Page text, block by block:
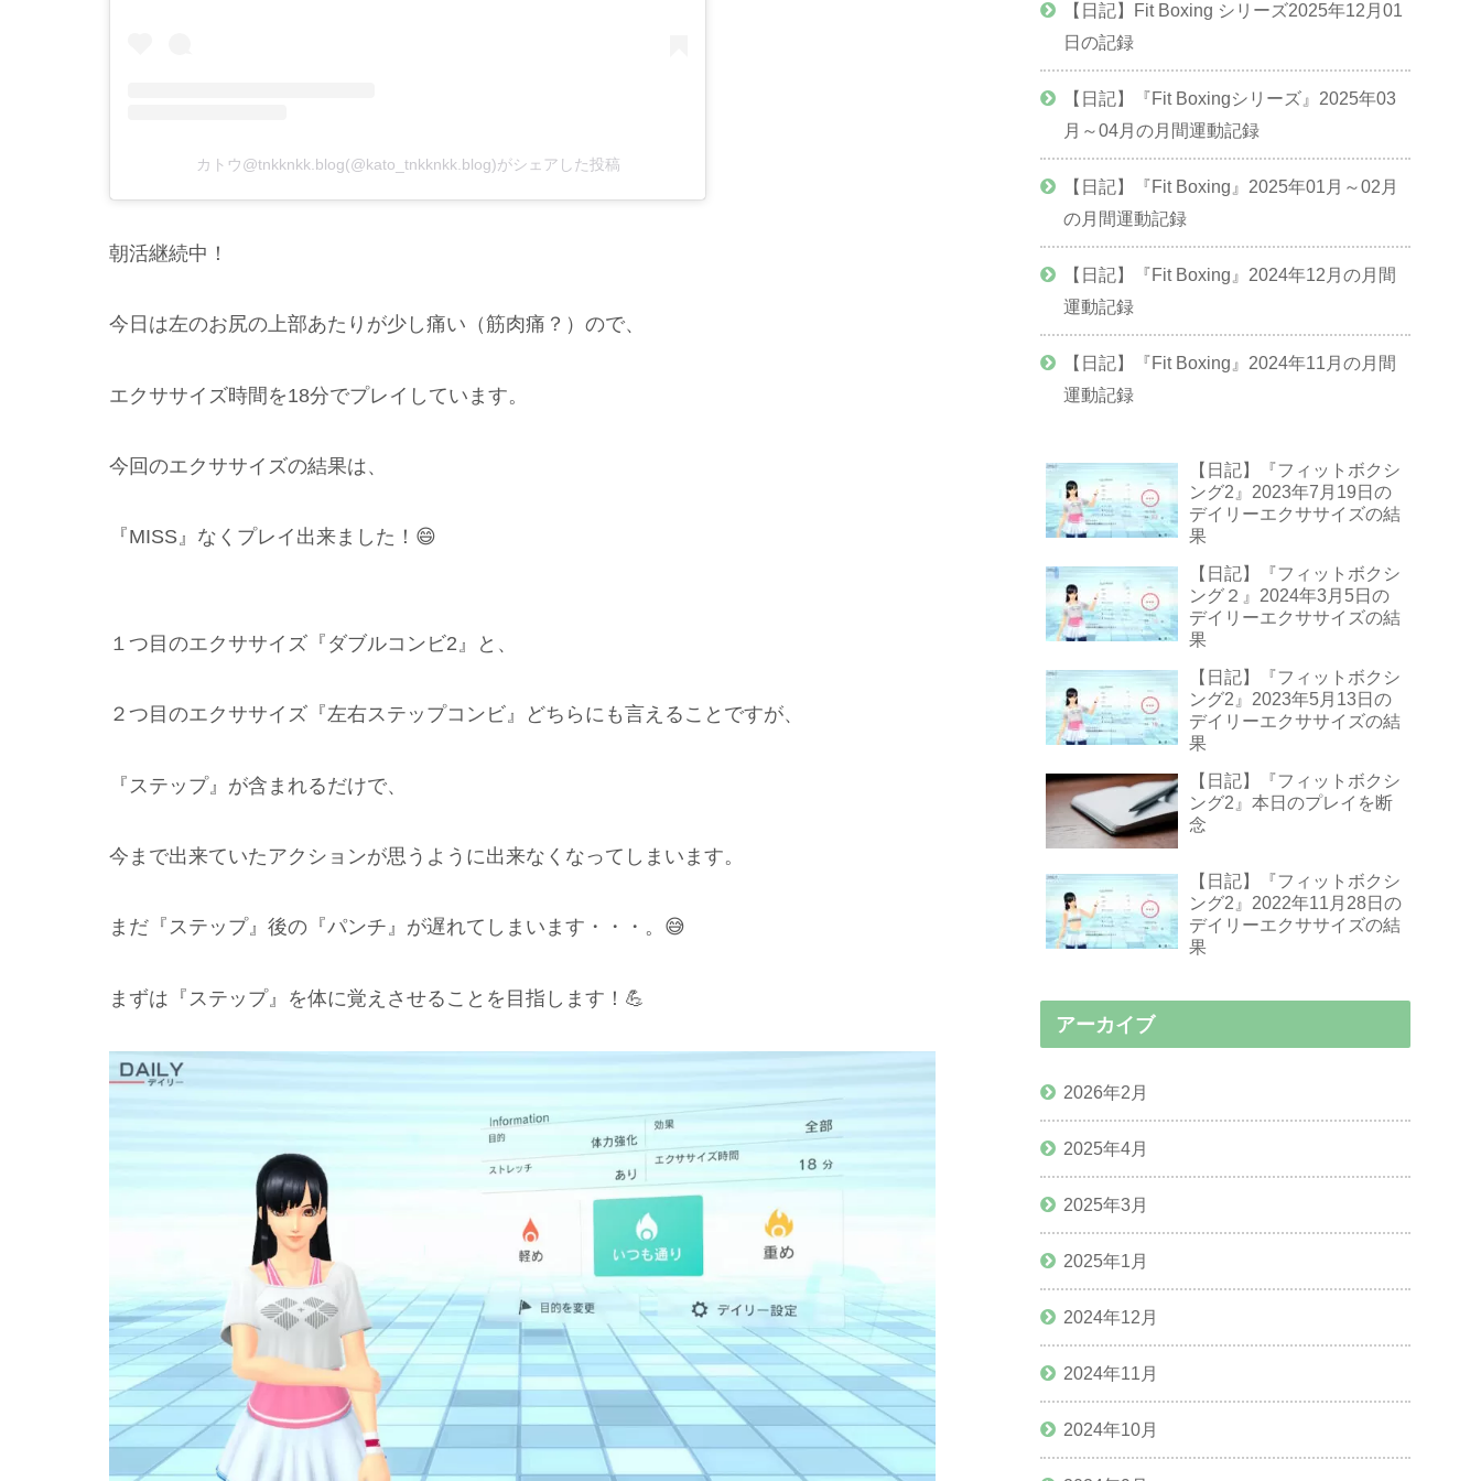
カトウ@tnkknkk.blog(@kato_tnkknkk.blog)がシェアした投稿
朝活継続中！
今日は左のお尻の上部あたりが少し痛い（筋肉痛？）ので、
エクササイズ時間を18分でプレイしています。
今回のエクササイズの結果は、
『MISS』なくプレイ出来ました！😄
１つ目のエクササイズ『ダブルコンビ2』と、
２つ目のエクササイズ『左右ステップコンビ』どちらにも言えることですが、
『ステップ』が含まれるだけで、
今まで出来ていたアクションが思うように出来なくなってしまいます。
まだ『ステップ』後の『パンチ』が遅れてしまいます・・・。😅
まずは『ステップ』を体に覚えさせることを目指します！💪
【日記】Fit Boxing シリーズ2025年12月01
日の記録
【日記】『Fit Boxingシリーズ』2025年03
月～04月の月間運動記録
【日記】『Fit Boxing』2025年01月～02月
の月間運動記録
【日記】『Fit Boxing』2024年12月の月間
運動記録
【日記】『Fit Boxing』2024年11月の月間
運動記録
【日記】『フィットボクシ
ング2』2023年7月19日の
デイリーエクササイズの結
果
【日記】『フィットボクシ
ング２』2024年3月5日の
デイリーエクササイズの結
果
【日記】『フィットボクシ
ング2』2023年5月13日の
デイリーエクササイズの結
果
【日記】『フィットボクシ
ング2』本日のプレイを断
念
【日記】『フィットボクシ
ング2』2022年11月28日の
デイリーエクササイズの結
果
アーカイブ
2026年2月
2025年4月
2025年3月
2025年1月
2024年12月
2024年11月
2024年10月